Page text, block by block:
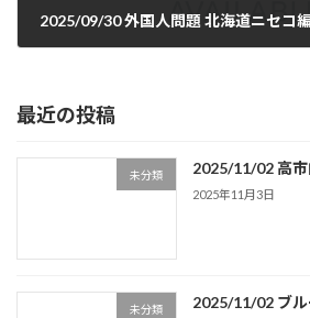
2025/09/30 外国人問題 北海道ニセコ
最近の投稿
未分類 2025/11/02 高
2025年11月3日
未分類 2025/11/02 ブ